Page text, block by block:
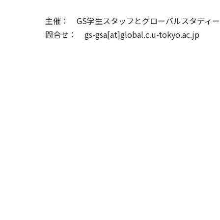
主催： GS学生スタッフとグローバルスタディ
問合せ： gs-gsa[at]global.c.u-tokyo.ac.jp